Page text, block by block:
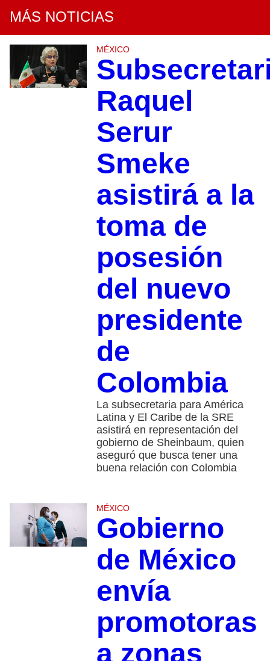
MÁS NOTICIAS
MÉXICO
Raquel
Serur
Smeke
asistirá a la
toma de
posesión
del nuevo
presidente
de
Colombia
La subsecretaria para América
Latina y El Caribe de la SRE
asistirá en representación del
gobierno de Sheinbaum, quien
aseguró que busca tener una
buena relación con Colombia
MÉXICO
Gobierno
de México
envía
promotoras
a zonas